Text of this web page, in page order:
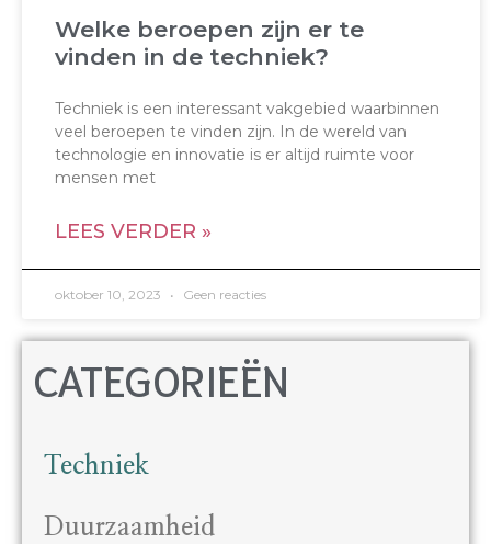
Welke beroepen zijn er te
vinden in de techniek?
Techniek is een interessant vakgebied waarbinnen
veel beroepen te vinden zijn. In de wereld van
technologie en innovatie is er altijd ruimte voor
mensen met
LEES VERDER »
oktober 10, 2023 Geen reacties
CATEGORIEËN
Techniek
Duurzaamheid